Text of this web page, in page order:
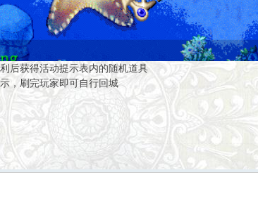
后获得活动提示表内的随机道具
，刷完玩家即可自行回城